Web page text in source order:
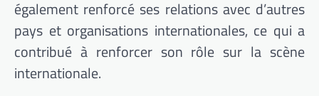
également renforcé ses relations avec d’autres
pays et organisations internationales, ce qui a
contribué à renforcer son rôle sur la scène
internationale.